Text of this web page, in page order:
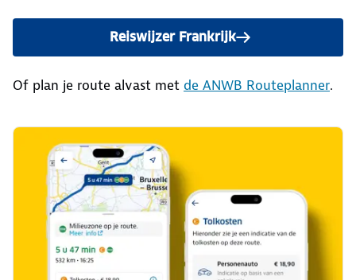
Reiswijzer Frankrijk
Of plan je route alvast met de ANWB Routeplanner.